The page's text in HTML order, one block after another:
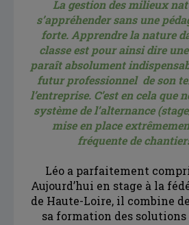
La gestion des milieux
s’appréhender sans une
forte. Apprendre la nature
classe est pour ainsi dire
paraît absolument
futur professionnel de son
l’entreprise. C’est en cela que
système de l’alternance
mise en place
fréquente de
Léo a parfaitement
Aujourd’hui en stage à la
de Haute-Loire, il combine
sa formation des